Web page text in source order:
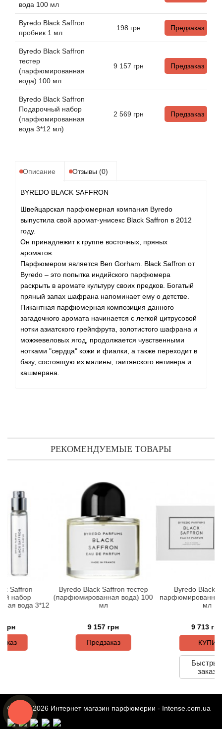
вода 100 мл
Byredo Black Saffron
пробник 1 мл
198 грн Предзаказ
Byredo Black Saffron
тестер
(парфюмированная
вода) 100 мл
9 157 грн Предзаказ
Byredo Black Saffron
Подарочный набор
(парфюмированная
вода 3*12 мл)
2 569 грн Предзаказ
Описание Отзывы (0)
BYREDO BLACK SAFFRON
Швейцарская парфюмерная компания Byredo
выпустила свой аромат-унисекс Black Saffron в 2012
году.
Он принадлежит к группе восточных, пряных
ароматов.
Парфюмером является Ben Gorham. Black Saffron от
Byredo – это попытка индийского парфюмера
раскрыть в аромате культуру своих предков. Богатый
пряный запах шафрана напоминает ему о детстве.
Пикантная парфюмерная композиция данного
загадочного аромата начинается с легкой цитрусовой
нотки азиатского грейпфрута, золотистого шафрана и
можжевеловых ягод, продолжается чувственными
нотками "сердца" кожи и фиалки, а также переходит в
базу, состоящую из малины, гаитянского ветивера и
кашмерана.
РЕКОМЕНДУЕМЫЕ ТОВАРЫ
3*12
Byredo Black Saffron тестер
(парфюмированная вода) 100
9 157 грн
Предзаказ
Byredo Black Saffron
парфюмированная вода
9 713 грн
КУПИТЬ
Быстрый
© 2014-2026 Интернет магазин парфюмерии - Intense.com.ua
Amouroud
Andre L'Arom
Angel Schlesser
Anima Mundi
Anna Sui
Annick Goutal
Antonia's Flowers
Antonio Banderas
Antonio Puig
Antonio Visconti
Aquolina
Arabesque Perfumes
Arabiyat
Armaf
Armand Basi
Arte Profumi
ArteOlfatto
Asabi
Asgharali
Atelier Cologne
Atelier Des Ors
Atkinsons